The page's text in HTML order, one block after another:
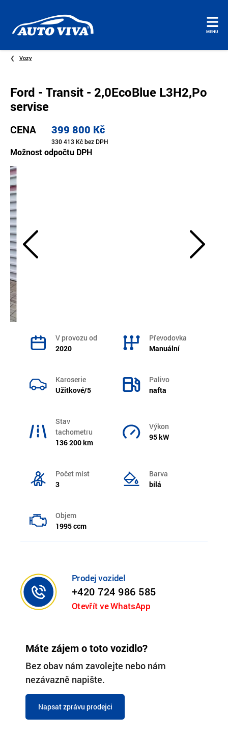
Úvodní
MENU
Vozy
Ford - Transit - 2,0EcoBlue L3H2,Po
servise
CENA 399 800 Kč
330 413 Kč bez DPH
Možnost odpočtu DPH
V provozu od
2020
Převodovka
Manuální
Karoserie
Užitkové/5
Palivo
nafta
Stav
tachometru
136 200 km
Výkon
95 kW
Počet míst
3
Barva
bílá
Objem
1995 ccm
Prodej vozidel
+420 724 986 585
Otevřít ve WhatsApp
Máte zájem o toto vozidlo?
Bez obav nám zavolejte nebo nám
nezávazně napište.
Napsat zprávu prodejci